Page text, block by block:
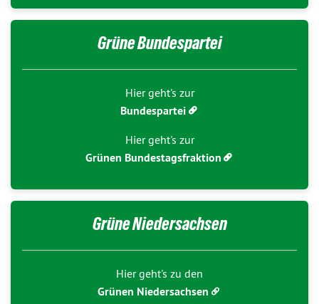
Grüne Bundespartei
Hier geht's zur
Bundespartei
Hier geht's zur
Grünen Bundestagsfraktion
Grüne Niedersachsen
Hier geht's zu den
Grünen Niedersachsen